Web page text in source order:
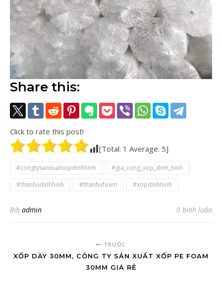
Share this:
Click to rate this post!
[Total: 1 Average: 5]
#congtysanxuatxopdinhhinh
#gia_cong_xop_dinh_hinh
#thanhudinhhinh
#thanhufoam #xopdinhhinh
Bởi admin 0 bình luận
TRƯỚC
XỐP DÀY 30MM, CÔNG TY SẢN XUẤT XỐP PE FOAM
30MM GIÁ RẺ